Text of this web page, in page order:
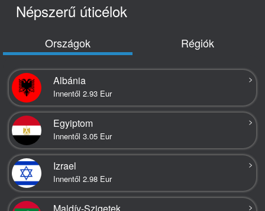
Népszerű úticélok
Országok Régiók
Albánia
Innentől 2.93 Eur
>
Egyiptom
Innentől 3.05 Eur
>
Izrael
Innentől 2.98 Eur
>
>